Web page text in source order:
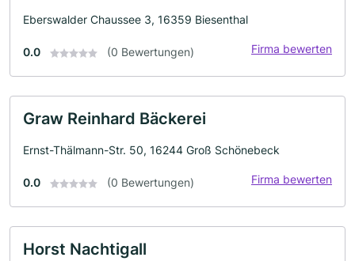
Eberswalder Chaussee 3, 16359 Biesenthal
0.0 (0 Bewertungen) Firma bewerten
Graw Reinhard Bäckerei
Ernst-Thälmann-Str. 50, 16244 Groß Schönebeck
0.0 (0 Bewertungen) Firma bewerten
Horst Nachtigall